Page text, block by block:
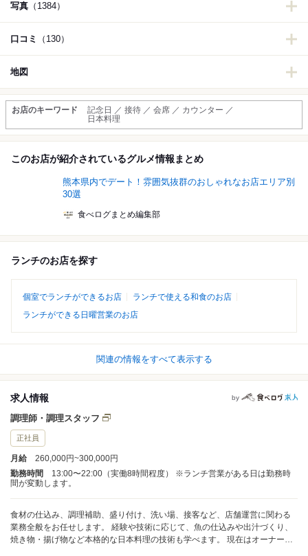
写真 （1384）
口コミ （130）
地図
お店のキーワード
記念日 ／ 接待 ／ 会席 ／ カウンター ／
日本料理
このお店が紹介されているグルメ情報まとめ
熊本県内でデート！雰囲気抜群のおしゃれなお店エリア別
30選
食べログまとめ編集部
ランチのお店を探す
個室でランチができるお店
ランチで使える和食のお店
ランチができる日曜営業のお店
関連の情報をすべて表示する
求人情報 by
調理師・調理スタッフ
正社員
月給
260,000円~300,000円
勤務時間
13:00〜22:00（実働8時間程度） ※ランチ営業がある日は勤務時
間が変動します。
食材の仕込み、調理補助、盛り付け、洗い場、接客など、店舗運営に関わる
業務全般をお任せします。 経験や技術に応じて、魚の仕込みや出汁づくり、
焼き物・揚げ物など本格的な日本料理の技術も学べます。 現在はオーナーを